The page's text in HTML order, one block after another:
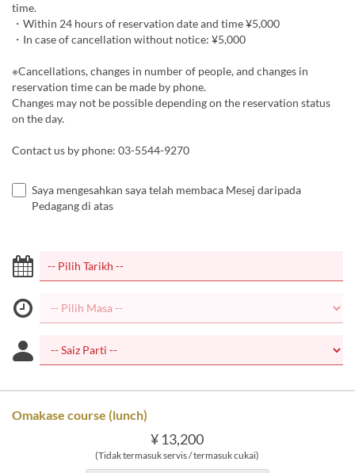
time.
・Within 24 hours of reservation date and time ¥5,000
・In case of cancellation without notice: ¥5,000
※Cancellations, changes in number of people, and changes in
reservation time can be made by phone.
Changes may not be possible depending on the reservation status
on the day.
Contact us by phone: 03-5544-9270
Saya mengesahkan saya telah membaca Mesej daripada
Pedagang di atas
Omakase course (lunch)
¥ 13,200
(Tidak termasuk servis / termasuk cukai)